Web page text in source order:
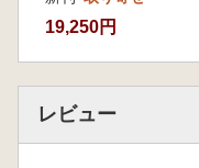
上巻では、唐代
61点を収録して
大学美術館所蔵
伝えられる)や『
国立博物館所蔵
19,250円
レビュー